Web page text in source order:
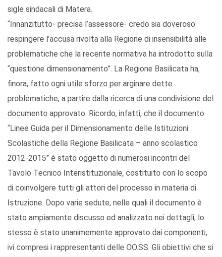
sigle sindacali di Matera.
“Innanzitutto- precisa l’assessore- credo sia doveroso
respingere l’accusa rivolta alla Regione di insensibilità alle
problematiche che la recente normativa ha introdotto sulla
“questione dimensionamento”. La Regione Basilicata ha,
finora, fatto ogni utile sforzo per arginare dette
problematiche, a partire dalla ricerca di una condivisione del
documento approvato. Ricordo, infatti, che il documento
“Linee Guida per il Dimensionamento delle Istituzioni
Scolastiche della Regione Basilicata – anno scolastico
2012-2015” è stato oggetto di numerosi incontri del
Tavolo Tecnico Interistituzionale, costituito con lo scopo
di coinvolgere tutti gli attori del processo in materia di
Istruzione. Dopo varie sedute, nelle quali il documento è
stato ampiamente discusso ed analizzato nei dettagli, lo
stesso è stato unanimemente approvato dai componenti,
ivi compresi i rappresentanti delle OO.SS. Gli obiettivi che si